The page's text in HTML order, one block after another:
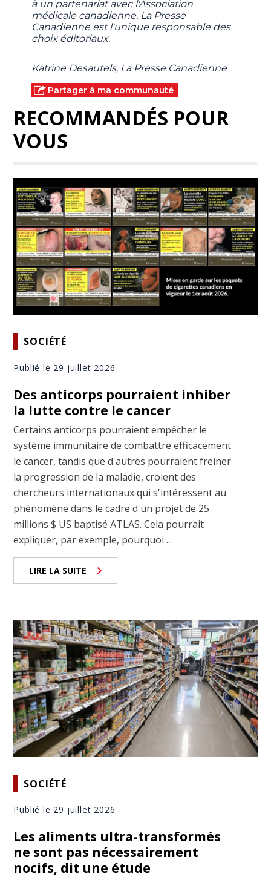
à un partenariat avec l'Association
médicale canadienne. La Presse
Canadienne est l'unique responsable des
choix éditoriaux.
Katrine Desautels, La Presse Canadienne
Partager à ma communauté
RECOMMANDÉS POUR
VOUS
SOCIÉTÉ
Publié le 29 juillet 2026
Des anticorps pourraient inhiber
la lutte contre le cancer
Certains anticorps pourraient empêcher le
système immunitaire de combattre efficacement
le cancer, tandis que d'autres pourraient freiner
la progression de la maladie, croient des
chercheurs internationaux qui s'intéressent au
phénomène dans le cadre d'un projet de 25
millions $ US baptisé ATLAS. Cela pourrait
expliquer, par exemple, pourquoi ...
LIRE LA SUITE
SOCIÉTÉ
Publié le 29 juillet 2026
Les aliments ultra-transformés
ne sont pas nécessairement
nocifs, dit une étude